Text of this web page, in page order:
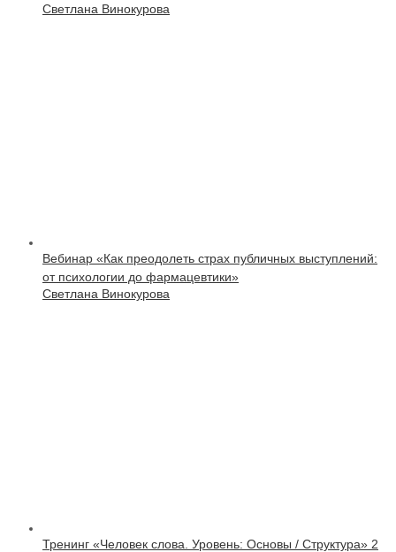
Светлана Винокурова
Вебинар «Как преодолеть страх публичных выступлений:
от психологии до фармацевтики»
Светлана Винокурова
Тренинг «Человек слова. Уровень: Основы / Структура» 2